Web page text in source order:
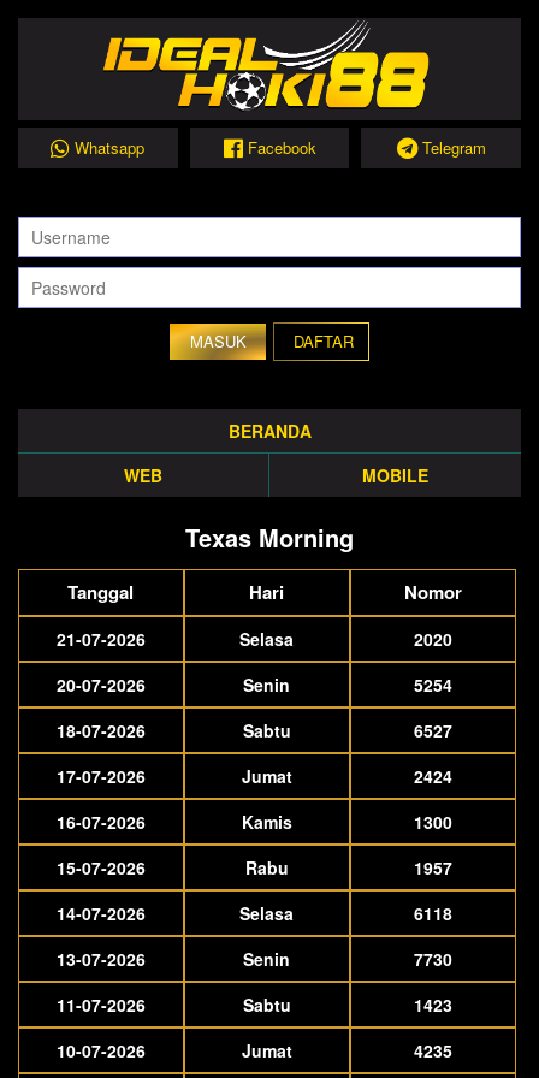
Whatsapp Facebook Telegram
DAFTAR
BERANDA
WEB
MOBILE
Texas Morning
Tanggal Hari Nomor
21-07-2026 Selasa
2020
20-07-2026
Senin
5254
18-07-2026
Sabtu
6527
17-07-2026
Jumat
2424
16-07-2026
Kamis
1300
15-07-2026
Rabu
1957
14-07-2026
Selasa
6118
13-07-2026
Senin
7730
11-07-2026
Sabtu
1423
10-07-2026
Jumat 4235